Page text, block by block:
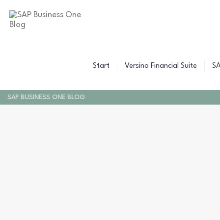
Start Versino Financial Suite
SAP BUSINESS ONE BLOG